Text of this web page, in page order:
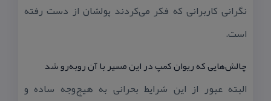
نگرانی كاربرانی كه فكر می‌كردند پولشان از دست رفته
است.
چالش‌هایی كه ریوان كمپ در این مسیر با آن روبه‌رو شد
البته عبور از این شرایط بحرانی به هیچ‌وجه ساده و